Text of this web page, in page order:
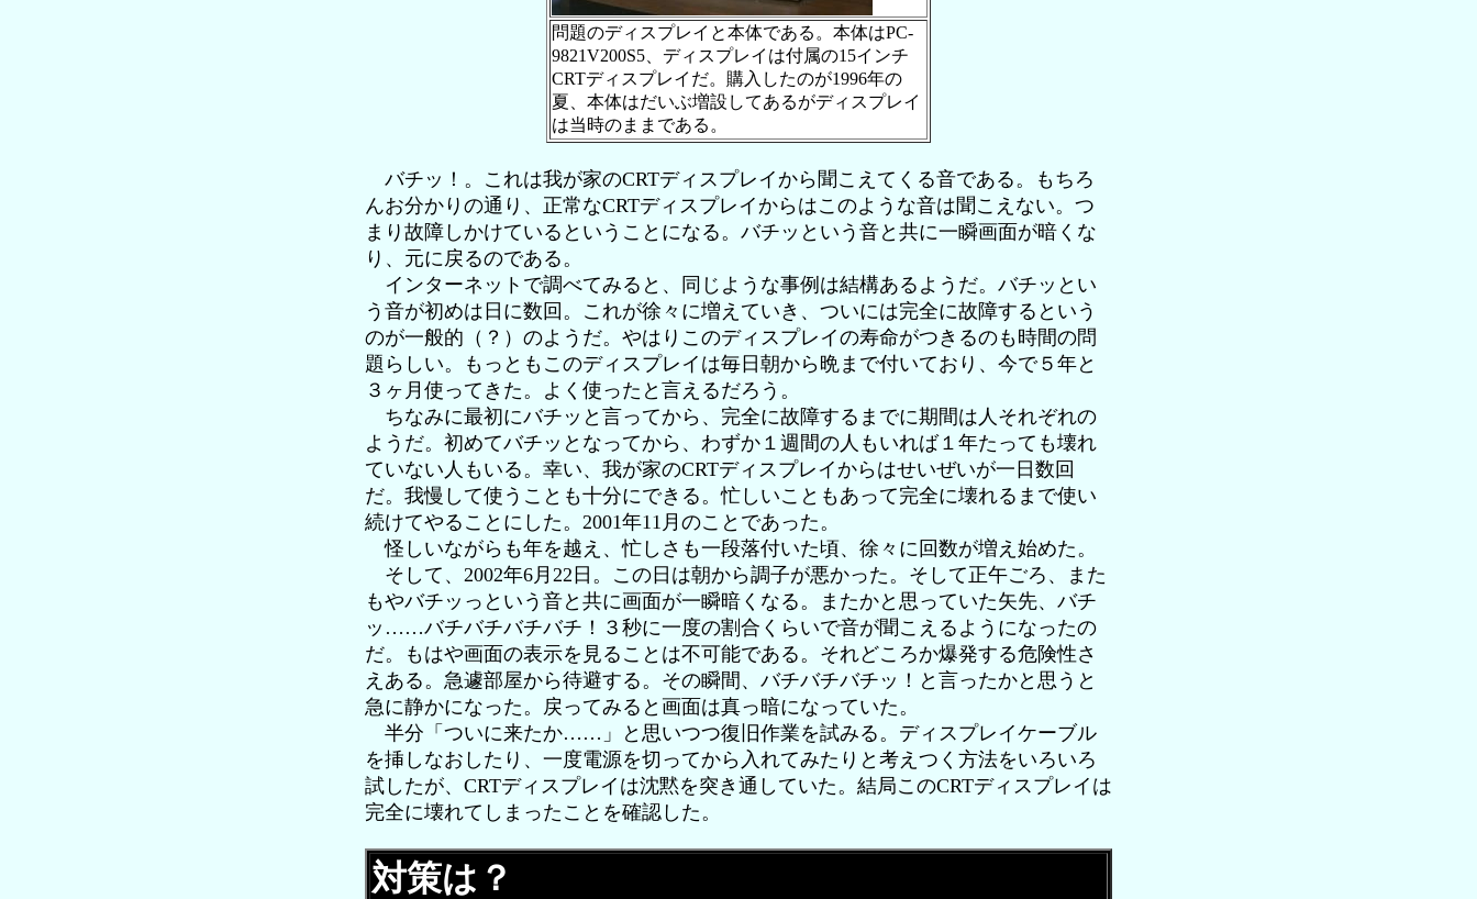
問題のディスプレイと本体である。本体はPC-
9821V200S5、ディスプレイは付属の15インチ
CRTディスプレイだ。購入したのが1996年の
夏、本体はだいぶ増設してあるがディスプレイ
は当時のままである。
バチッ！。これは我が家のCRTディスプレイから聞こえてくる音である。もちろ
んお分かりの通り、正常なCRTディスプレイからはこのような音は聞こえない。つ
まり故障しかけているということになる。バチッという音と共に一瞬画面が暗くな
り、元に戻るのである。
インターネットで調べてみると、同じような事例は結構あるようだ。バチッとい
う音が初めは日に数回。これが徐々に増えていき、ついには完全に故障するという
のが一般的（？）のようだ。やはりこのディスプレイの寿命がつきるのも時間の問
題らしい。もっともこのディスプレイは毎日朝から晩まで付いており、今で５年と
３ヶ月使ってきた。よく使ったと言えるだろう。
ちなみに最初にバチッと言ってから、完全に故障するまでに期間は人それぞれの
ようだ。初めてバチッとなってから、わずか１週間の人もいれば１年たっても壊れ
ていない人もいる。幸い、我が家のCRTディスプレイからはせいぜいが一日数回
だ。我慢して使うことも十分にできる。忙しいこともあって完全に壊れるまで使い
続けてやることにした。2001年11月のことであった。
怪しいながらも年を越え、忙しさも一段落付いた頃、徐々に回数が増え始めた。
そして、2002年6月22日。この日は朝から調子が悪かった。そして正午ごろ、また
もやバチッっという音と共に画面が一瞬暗くなる。またかと思っていた矢先、バチ
ッ……バチバチバチバチ！３秒に一度の割合くらいで音が聞こえるようになったの
だ。もはや画面の表示を見ることは不可能である。それどころか爆発する危険性さ
えある。急遽部屋から待避する。その瞬間、バチバチバチッ！と言ったかと思うと
急に静かになった。戻ってみると画面は真っ暗になっていた。
半分「ついに来たか……」と思いつつ復旧作業を試みる。ディスプレイケーブル
を挿しなおしたり、一度電源を切ってから入れてみたりと考えつく方法をいろいろ
試したが、CRTディスプレイは沈黙を突き通していた。結局このCRTディスプレイは
完全に壊れてしまったことを確認した。
対策は？